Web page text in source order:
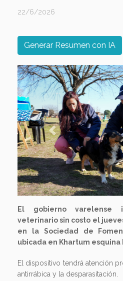
22/6/2026
Generar Resumen con IA
Previous
El gobierno varelense
veterinario sin costo el
en la Sociedad de
ubicada en Khartum esquina
El dispositivo tendrá atención
antirrábica y la desparasitación.